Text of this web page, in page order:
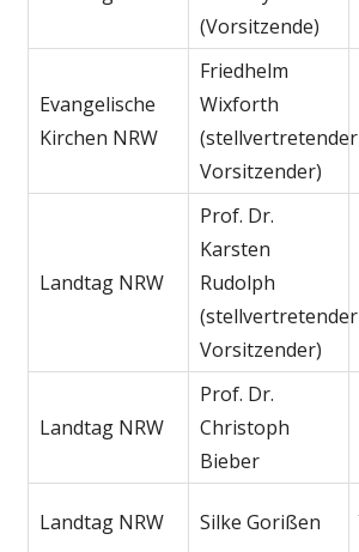
(Vorsitzende)
Evangelische
Kirchen NRW
Friedhelm
Wixforth
(stellvertretender
Vorsitzender)
Landtag NRW
Prof. Dr.
Karsten
Rudolph
(stellvertretender
Vorsitzender)
Landtag NRW
Prof. Dr.
Christoph
Bieber
Landtag NRW Silke Gorißen